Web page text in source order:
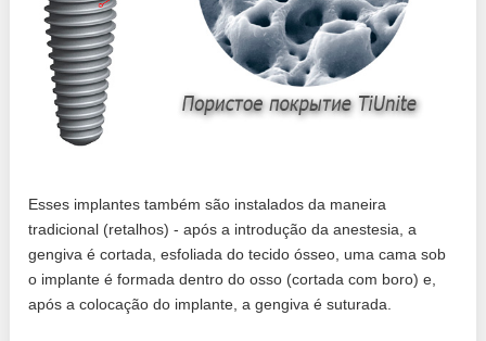
Esses implantes também são instalados da maneira
tradicional (retalhos) - após a introdução da anestesia, a
gengiva é cortada, esfoliada do tecido ósseo, uma cama sob
o implante é formada dentro do osso (cortada com boro) e,
após a colocação do implante, a gengiva é suturada.